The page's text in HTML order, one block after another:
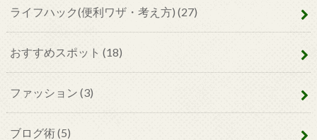
ライフハック(便利ワザ・考え方) (27)
おすすめスポット (18)
ファッション (3)
ブログ術(5)